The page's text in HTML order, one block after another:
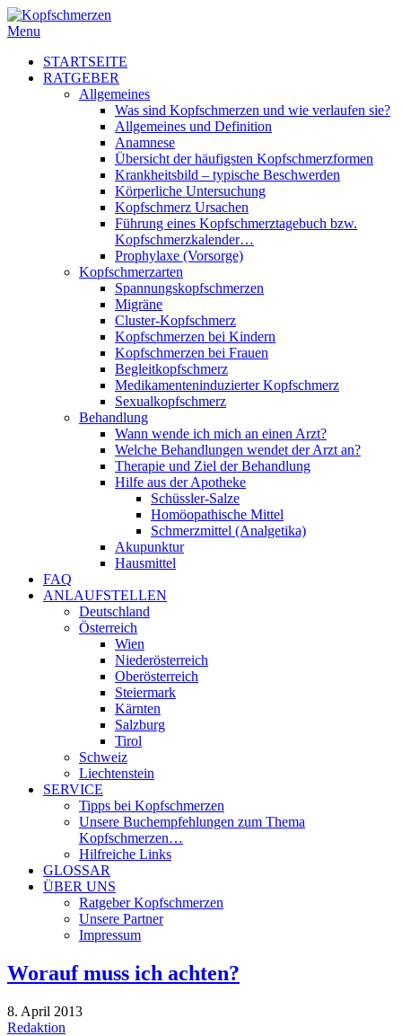
Menu
STARTSEITE
RATGEBER
Allgemeines
Was sind Kopfschmerzen und wie verlaufen sie?
Allgemeines und Definition
Anamnese
Übersicht der häufigsten Kopfschmerzformen
Krankheitsbild – typische Beschwerden
Körperliche Untersuchung
Kopfschmerz Ursachen
Führung eines Kopfschmerztagebuch bzw.
Kopfschmerzkalender…
Prophylaxe (Vorsorge)
Kopfschmerzarten
Spannungskopfschmerzen
Migräne
Cluster-Kopfschmerz
Kopfschmerzen bei Kindern
Kopfschmerzen bei Frauen
Begleitkopfschmerz
Medikamenteninduzierter Kopfschmerz
Sexualkopfschmerz
Behandlung
Wann wende ich mich an einen Arzt?
Welche Behandlungen wendet der Arzt an?
Therapie und Ziel der Behandlung
Hilfe aus der Apotheke
Schüssler-Salze
Homöopathische Mittel
Schmerzmittel (Analgetika)
Akupunktur
Hausmittel
FAQ
ANLAUFSTELLEN
Deutschland
Österreich
Wien
Niederösterreich
Oberösterreich
Steiermark
Kärnten
Salzburg
Tirol
Schweiz
Liechtenstein
SERVICE
Tipps bei Kopfschmerzen
Unsere Buchempfehlungen zum Thema
Kopfschmerzen…
Hilfreiche Links
GLOSSAR
ÜBER UNS
Ratgeber Kopfschmerzen
Unsere Partner
Impressum
Worauf muss ich achten?
8. April 2013
Redaktion